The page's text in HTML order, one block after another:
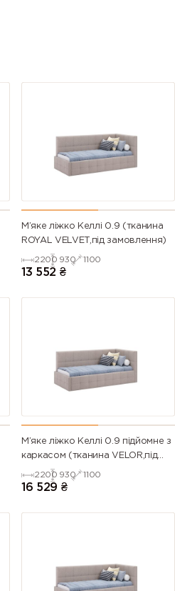
М’яке ліжко Келлі 0.9 (тканина
ROYAL VELVET,під замовлення)
2200 930 1100
13 552 ₴
М’яке ліжко Келлі 0.9 підйомне з
каркасом (тканина VELOR,під
замовлення)
2200 930 1100
16 529 ₴